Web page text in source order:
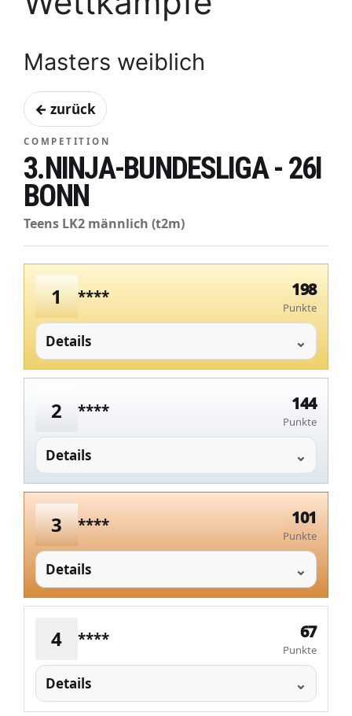
Masters weiblich
← zurück
COMPETITION
3.NINJA-BUNDESLIGA - 26I
BONN
Teens LK2 männlich (t2m)
1 **** 198
Punkte
Details
2 **** 144
Punkte
Details
3 **** 101
Punkte
Details
4 **** 67
Punkte
Details